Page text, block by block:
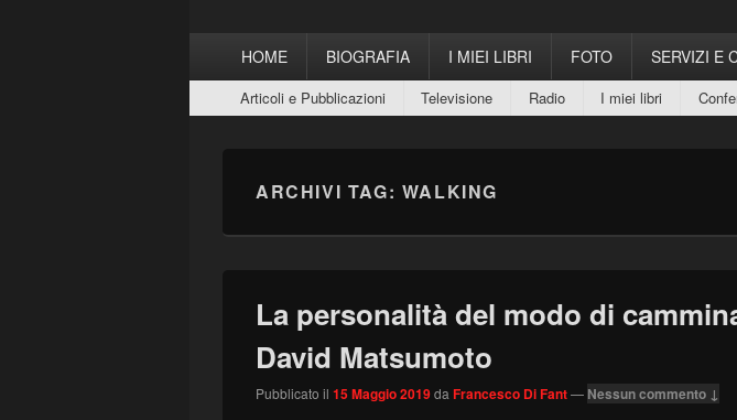
principaleHOME BIOGRAFIA I MIEI LIBRI FOTO SERVIZI E
secondario
Articoli e Pubblicazioni Televisione Radio I miei libri
ARCHIVI TAG: WALKING
La personalità del modo di
David Matsumoto
Pubblicato il 15 Maggio 2019da Francesco Di Fant— Nessun commento ↓